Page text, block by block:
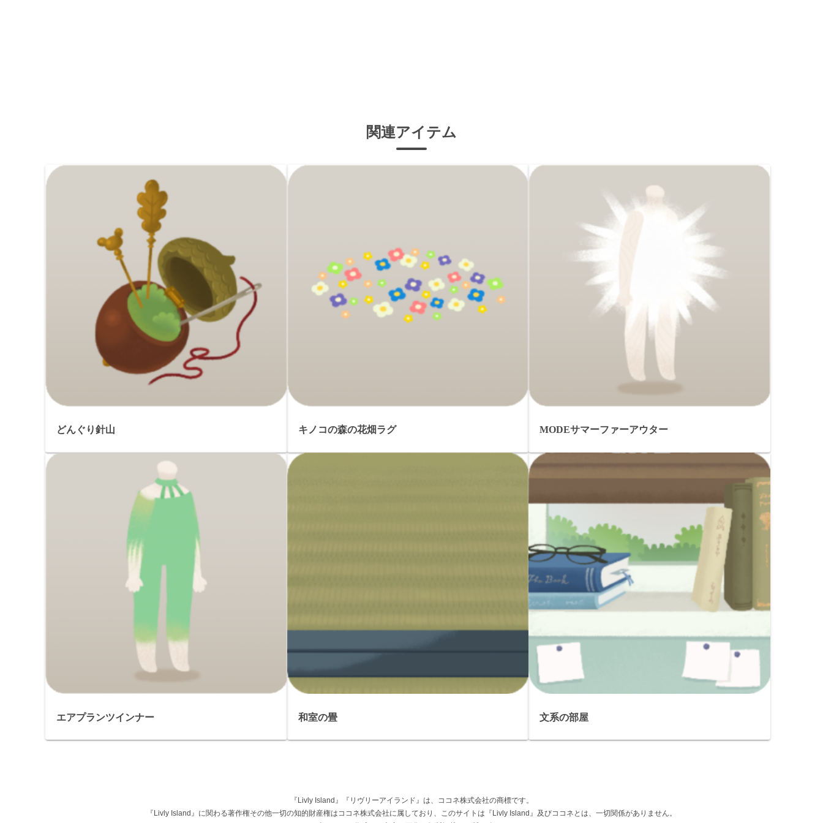
関連アイテム
どんぐり針山 キノコの森の花畑ラグ MODEサマーファーアウター
エアプランツインナー 和室の畳 文系の部屋
『Livly Island』『リヴリーアイランド』は、ココネ株式会社の商標です。
『Livly Island』に関わる著作権その他一切の知的財産権はココネ株式会社に属しており、このサイトは『Livly Island』及びココネとは、一切関係がありません。